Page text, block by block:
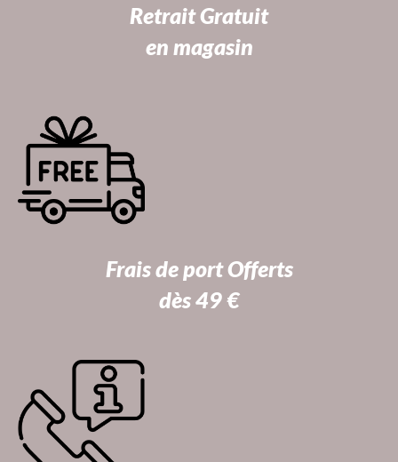
Retrait Gratuit
en magasin
Frais de port Offerts
dès 49 €